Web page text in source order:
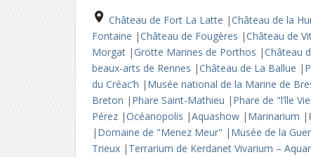
Château de Fort La Latte |Château de la
Fontaine |Château de Fougères |Château de
Morgat |Grotte Marines de Porthos |Château
beaux-arts de Rennes |Château de La Ballue |
du Créac’h | Musée national de la Marine de
Breton | Phare Saint-Mathieu | Phare de "l’île
Pérez |Océanopolis |Aquashow | Marinarium |
| Domaine de "Menez Meur" | Musée de la
Trieux | Terrarium de Kerdanet Vivarium –